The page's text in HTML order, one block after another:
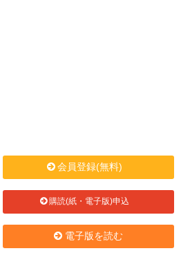
会員登録(無料)
購読(紙・電子版)申込
電子版を読む